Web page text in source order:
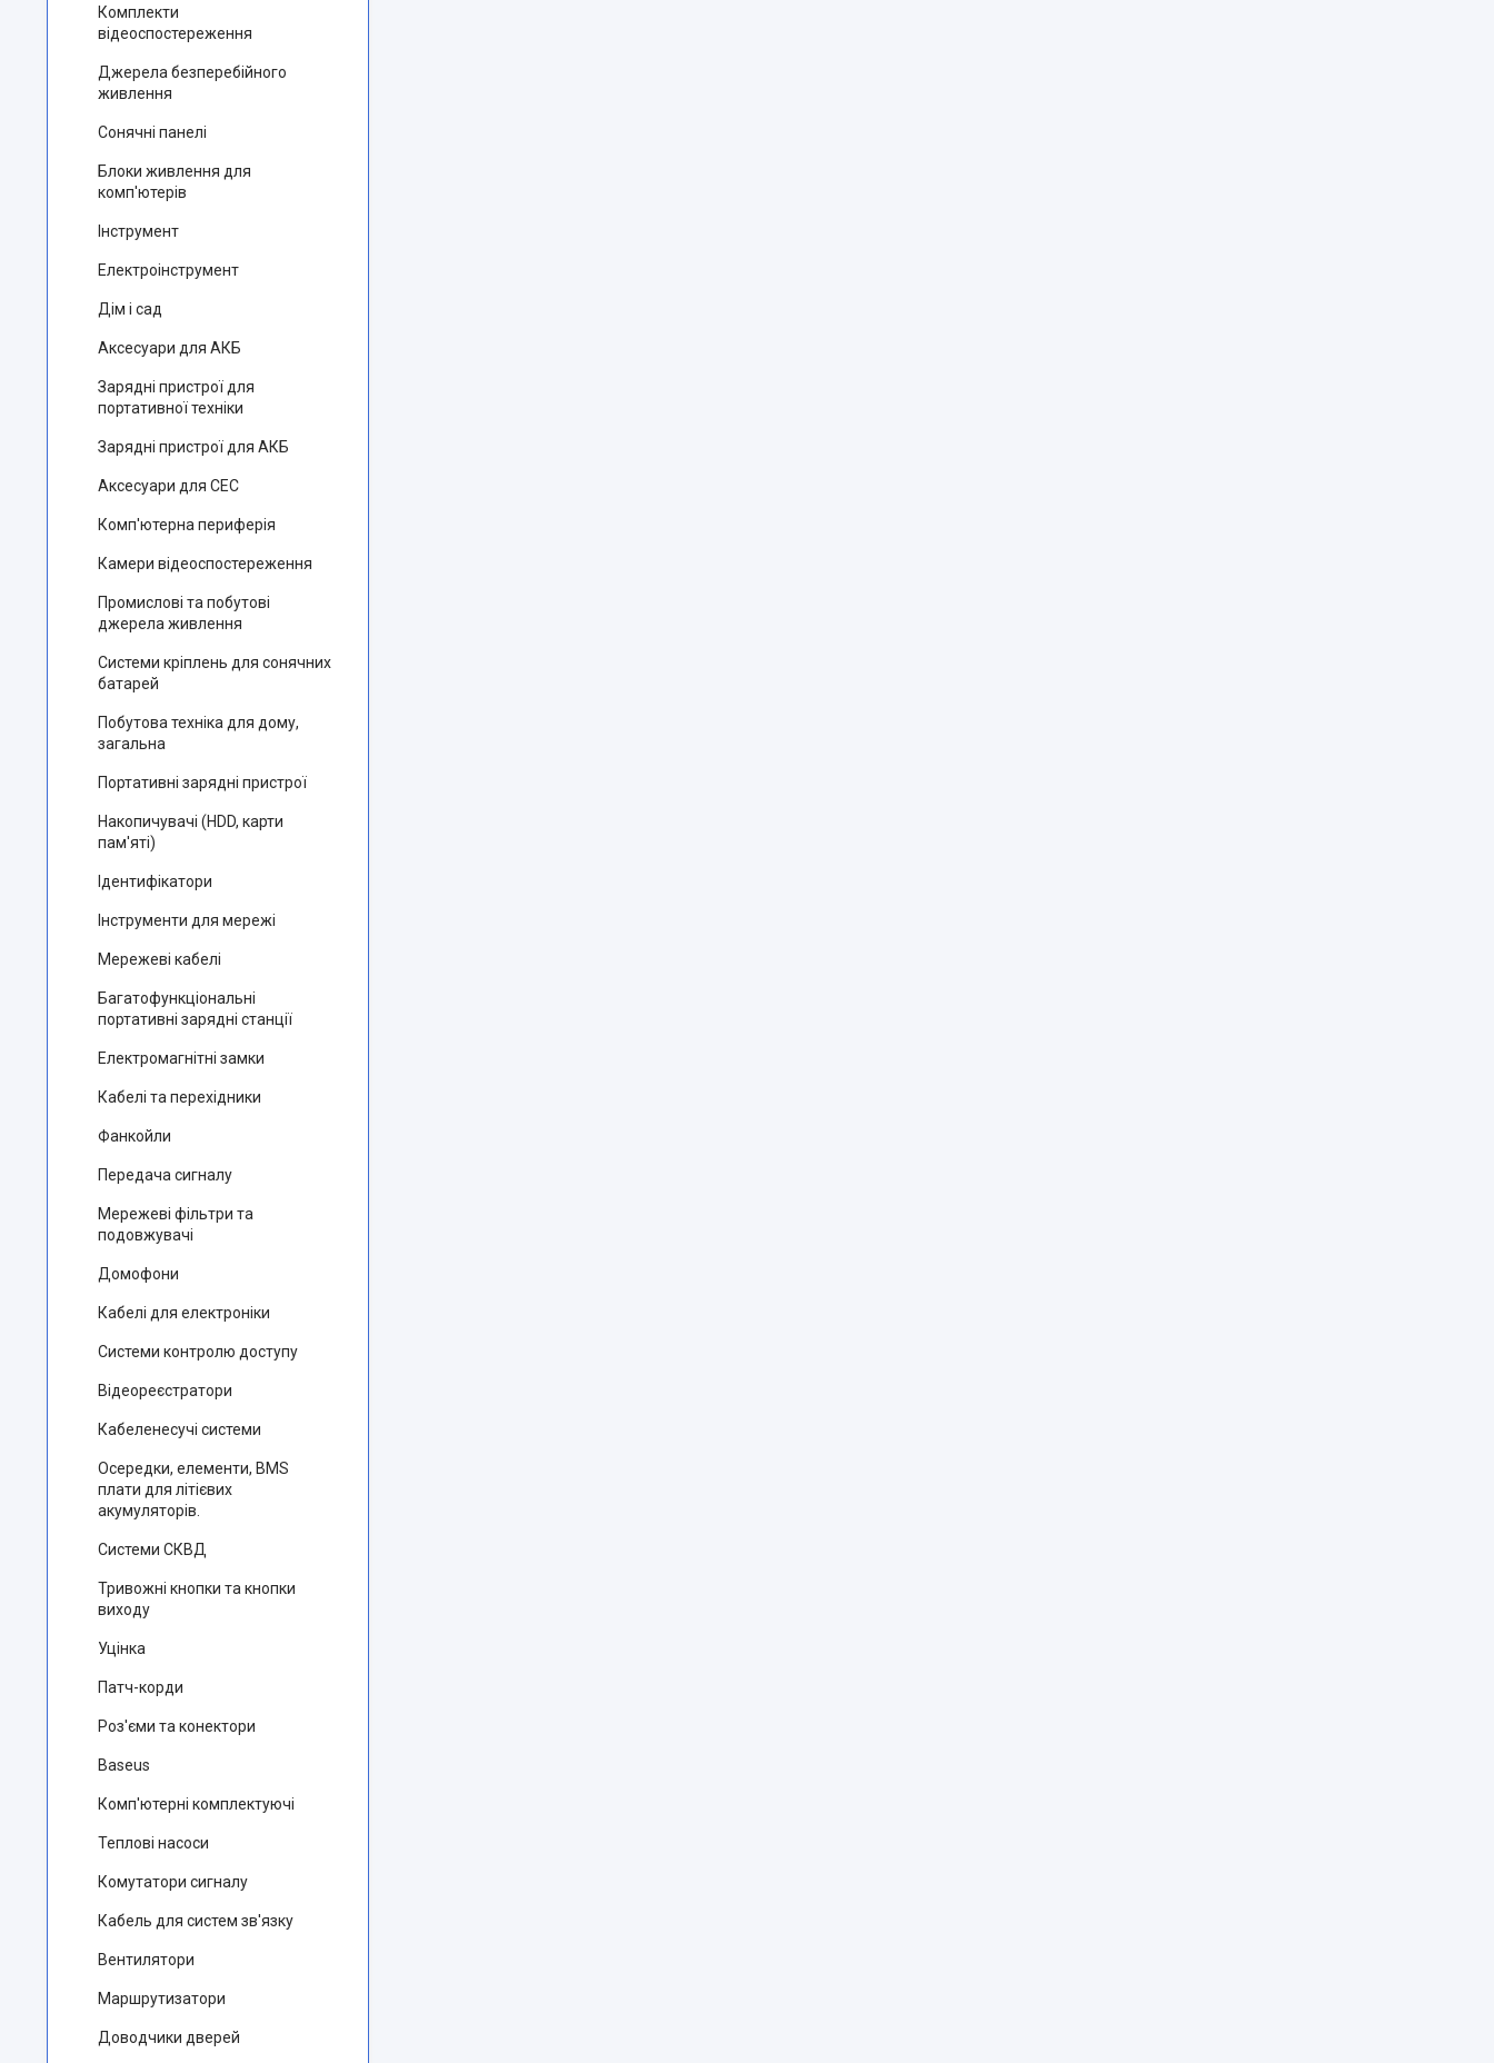
Комплекти
відеоспостереження
Джерела безперебійного
живлення
Сонячні панелі
Блоки живлення для
комп'ютерів
Інструмент
Електроінструмент
Дім і сад
Аксесуари для АКБ
Зарядні пристрої для
портативної техніки
Зарядні пристрої для АКБ
Аксесуари для СЕС
Комп'ютерна периферія
Камери відеоспостереження
Промислові та побутові
джерела живлення
Системи кріплень для сонячних
батарей
Побутова техніка для дому,
загальна
Портативні зарядні пристрої
Накопичувачі (HDD, карти
пам'яті)
Ідентифікатори
Інструменти для мережі
Мережеві кабелі
Багатофункціональні
портативні зарядні станції
Електромагнітні замки
Кабелі та перехідники
Фанкойли
Передача сигналу
Мережеві фільтри та
подовжувачі
Домофони
Кабелі для електроніки
Системи контролю доступу
Відеореєстратори
Кабеленесучі системи
Осередки, елементи, BMS
плати для літієвих
акумуляторів.
Системи СКВД
Тривожні кнопки та кнопки
виходу
Уцінка
Патч-корди
Роз'єми та конектори
Baseus
Комп'ютерні комплектуючі
Теплові насоси
Комутатори сигналу
Кабель для систем зв'язку
Вентилятори
Маршрутизатори
Доводчики дверей